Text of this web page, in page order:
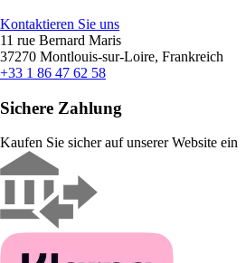
Kontaktieren Sie uns
11 rue Bernard Maris
37270 Montlouis-sur-Loire, Frankreich
+33 1 86 47 62 58
Sichere Zahlung
Kaufen Sie sicher auf unserer Website ein